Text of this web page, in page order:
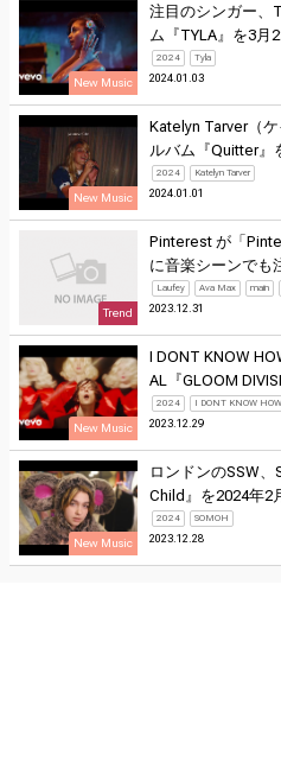
New Music
注目のシンガー、
ム『TYLA』を3月
2024 Tyla
2024.01.03
New Music
Katelyn Tarver（
ルバム『Quitter』
2024 Katelyn Tarver
2024.01.01
Trend
Pinterest が「
に音楽シーンでも
Laufey Ava Max main
2023.12.31
New Music
I DONT KNOW
AL『GLOOM
2024 I DONT KNOW
2023.12.29
New Music
ロンドンのSSW
Child』を2024年2
2024 SOMOH
2023.12.28